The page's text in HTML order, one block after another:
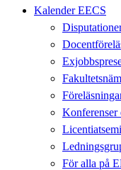
Kalender EECS
Konferenser
För alla på